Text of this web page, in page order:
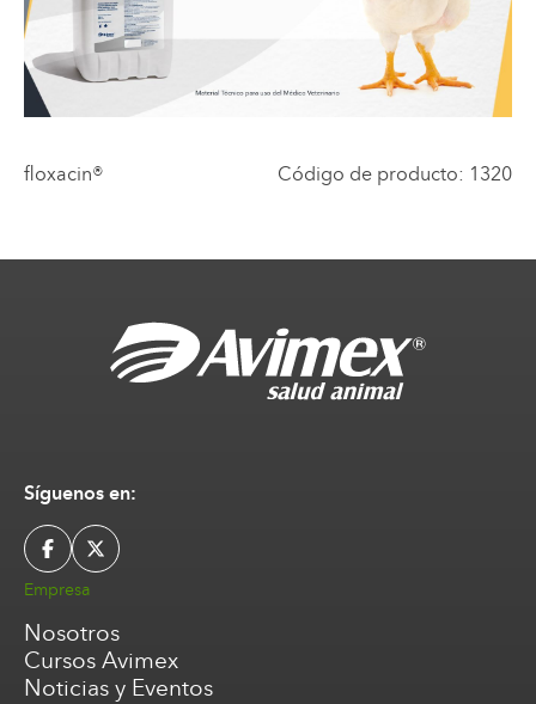
floxacin® Código de producto: 1320
Síguenos en:
Empresa
Nosotros
Cursos Avimex
Noticias y Eventos